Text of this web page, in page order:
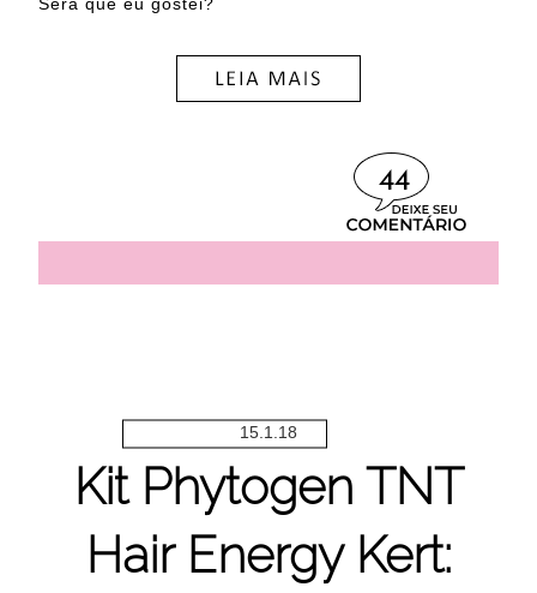
Será que eu gostei?
44
15.1.18
Kit Phytogen TNT
Hair Energy Kert: